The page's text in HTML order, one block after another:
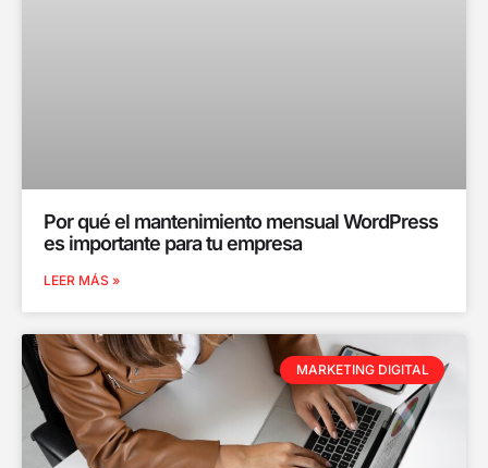
Por qué el mantenimiento mensual WordPress
es importante para tu empresa
LEER MÁS »
MARKETING DIGITAL